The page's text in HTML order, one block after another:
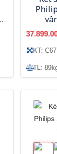
KT:
TL: